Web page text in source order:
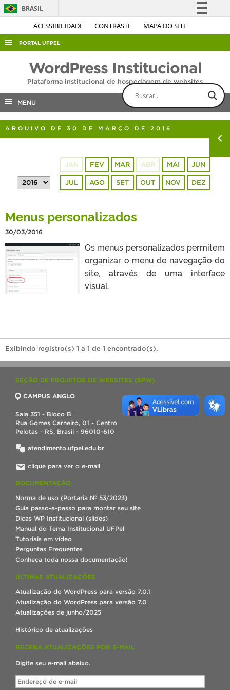
ACESSIBILIDADE CONTRASTE MAPA DO SITE
BRASIL
Simplifique!
Acesso à informação
Legislação
PORTAL UFPEL
AUDITORIA
COBALTO
CONCURSOS
EDITAIS
PORTARIAS
WordPress Institucional
Plataforma institucional de hospedagem de websites
MENU
ARQUIVO DE 30 DE MARÇO DE 2016
JAN FEV MAR ABR MAI JUN
JUL AGO SET OUT NOV DEZ
Menus personalizados
30/03/2016
Os menus personalizados permitem
organizar o menu de navegação do
site, através de uma interface
visual.
Exibindo registro(s) 1 a 1 de 1 encontrado(s).
SEÇÃO DE PROJETOS DE WEBSITES (SPW)
CAMPUS ANGLO
Sala 351 - Bloco B
Rua Gomes Carneiro, 01 - Centro
Pelotas - RS, Brasil - 96010-610
atendimento.ufpel.edu.br
clique para ver o e-mail
DOCUMENTAÇÃO
Norma de uso (Portaria Nº 53/2023)
Guia passo-a-passo para montar seu site
Dicas WP Institucional (slides)
Manual do Tema Institucional UFPel
Tutoriais em vídeo
Perguntas Frequentes
Conheça toda nossa documentação!
ÚLTIMAS ATUALIZAÇÕES
Atualização do WordPress para versão 7.0.1
Atualização do WordPress para versão 7.0
Atualizações de junho/2025
Histórico de atualizações
RECEBA ATUALIZAÇÕES POR E-MAIL
Digite seu e-mail abaixo.
Endereço
de